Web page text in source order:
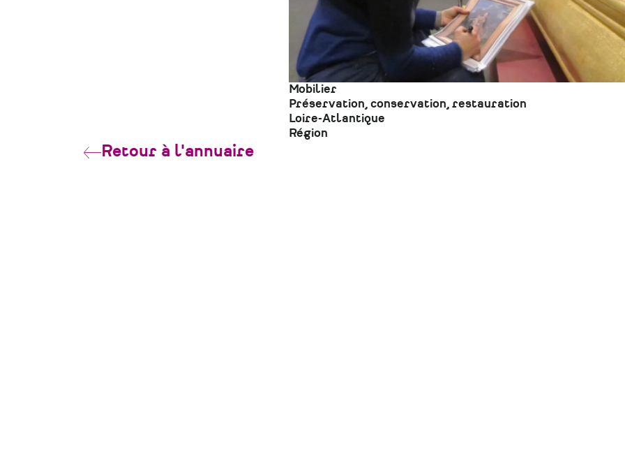
Mobilier
Préservation, conservation, restauration
Loire-Atlantique
Région
Retour à l'annuaire